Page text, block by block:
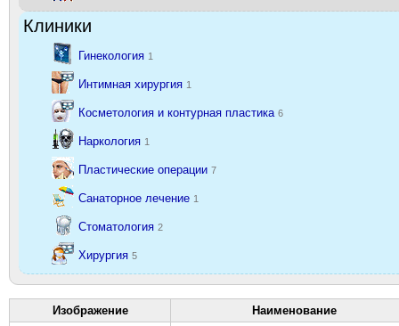
Клиники
Гинекология 1
Интимная хирургия 1
Косметология и контурная пластика 6
Наркология 1
Пластические операции 7
Санаторное лечение 1
Стоматология 2
Хирургия 5
Изображение Наименование